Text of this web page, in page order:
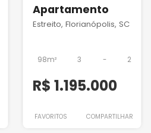
Apartamento
Estreito, Florianópolis, SC
98m² 3 - 2
R$ 1.195.000
FAVORITOS COMPARTILHAR